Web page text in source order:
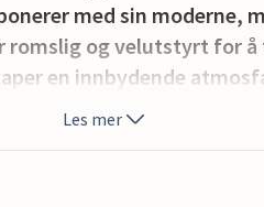
med sin moderne,
romslig og velutstyrt for
en innbydende
vakre utsikten over hagen
Les mer